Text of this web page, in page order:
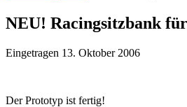
NEU! Racingsitzbank
Eingetragen 13. Oktober 2006
Der Prototyp ist fertig!